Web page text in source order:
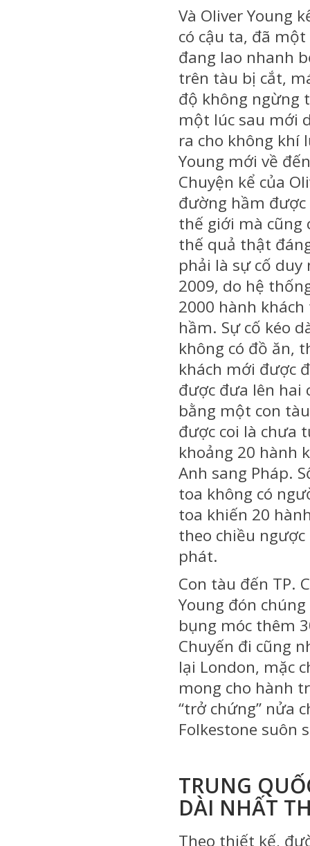
Và Oliver Young
có cậu ta, đã
đang lao nhanh
trên tàu bị cắt,
độ không ngừng
một lúc sau mới
ra cho không khí
Young mới về
Chuyện kể của
đường hầm
thế giới mà cũng
thế quả thật
phải là sự cố duy
2009, do hệ
2000 hành
hầm. Sự cố kéo
không có đồ ăn,
khách mới được
được đưa lên hai
bằng một con
được coi là chưa
khoảng 20 hành
Anh sang Pháp.
toa không có
toa khiến 20
theo chiều
phát.
Con tàu đến TP.
Young đón
bụng móc thêm
Chuyến đi cũng
lại London, mặc
mong cho hành
“trở chứng” nửa
Folkestone suôn
TRUNG
DÀI NHẤT
Theo thiết kế,